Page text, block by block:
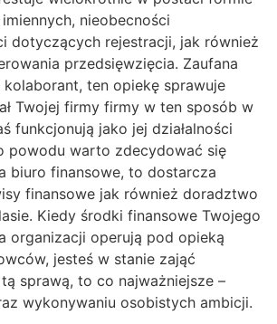
nieobecności
dotyczących rejestracji, jak również
przedsięwzięcia. Zaufana
ten opiekę sprawuje
Twojej firmy firmy w ten sposób w
funkcjonują jako jej działalności
powodu warto zdecydować się
biuro finansowe, to dostarcza
finansowe jak również doradztwo
Kiedy środki finansowe Twojego
organizacji operują pod opieką
jesteś w stanie zająć
sprawą, to co najważniejsze –
wykonywaniu osobistych ambicji.